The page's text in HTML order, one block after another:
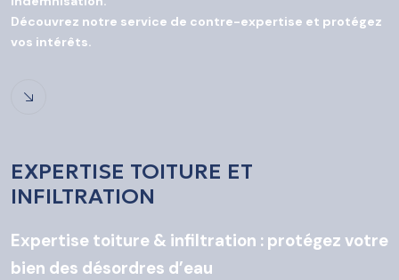
Découvrez notre service de contre-expertise et protégez
vos intérêts.
EXPERTISE TOITURE ET
INFILTRATION
Expertise toiture & infiltration : protégez votre
bien des désordres d’eau